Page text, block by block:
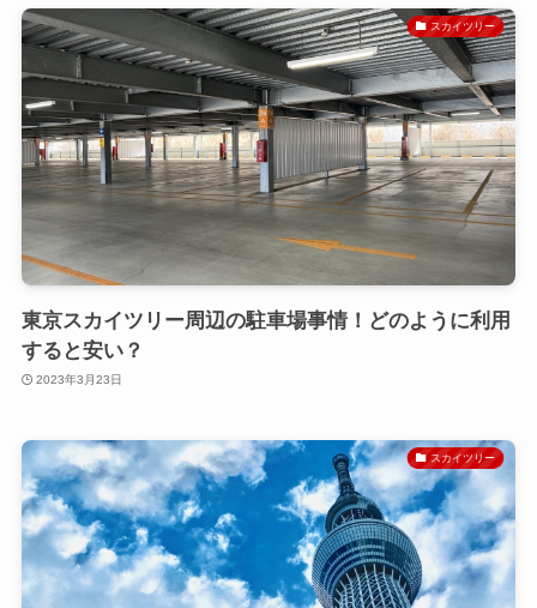
スカイツリー
東京スカイツリー周辺の駐車場事情！どのように利用
すると安い？
2023年3月23日
スカイツリー